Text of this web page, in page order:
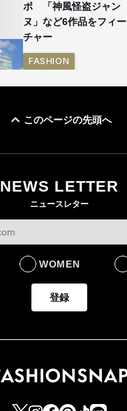
ボ 「神風怪盗ジャン
ヌ」など6作品をフィー
チャー
FASHION
このページの先頭へ
NEWS LETTER
ニュースレター
WOMEN
登録